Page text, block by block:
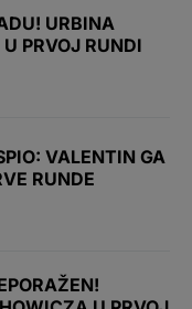
URBINA
PRVOJ RUNDI
VALENTIN GA
RUNDE